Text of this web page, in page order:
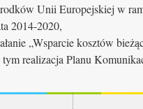
Unii Europejskiej w
2014-2020,
„Wsparcie kosztów
realizacja Planu